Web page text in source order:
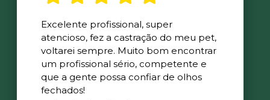
Excelente profissional, super
atencioso, fez a castração do meu pet,
voltarei sempre. Muito bom encontrar
um profissional sério, competente e
que a gente possa confiar de olhos
fechados!